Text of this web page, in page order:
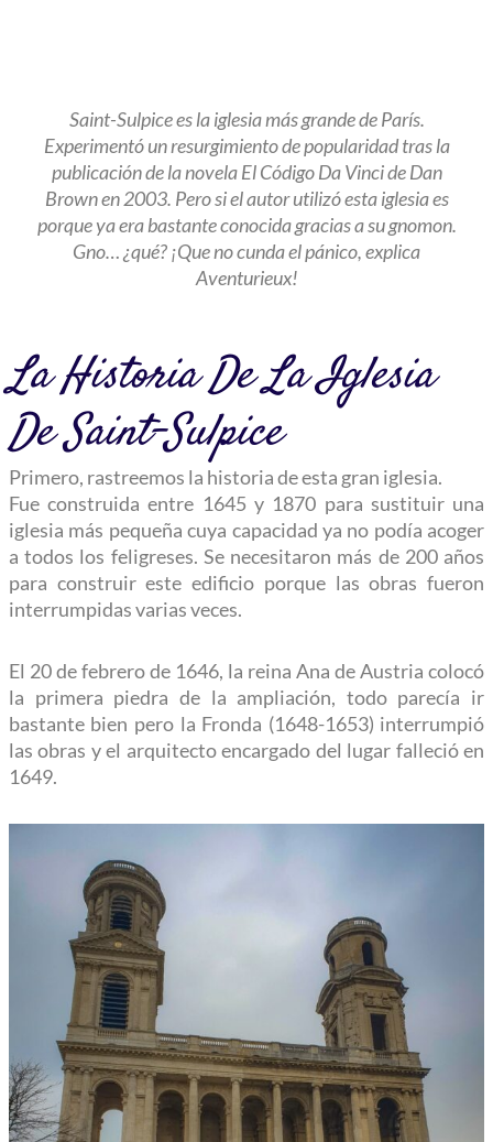
Saint-Sulpice es la iglesia más grande de París.
Experimentó un resurgimiento de popularidad tras la
publicación de la novela El Código Da Vinci de Dan
Brown en 2003. Pero si el autor utilizó esta iglesia es
porque ya era bastante conocida gracias a su gnomon.
Gno… ¿qué? ¡Que no cunda el pánico, explica
Aventurieux!
La Historia De La Iglesia
De Saint-Sulpice
Primero, rastreemos la historia de esta gran iglesia.
Fue construida entre 1645 y 1870 para sustituir una
iglesia más pequeña cuya capacidad ya no podía acoger
a todos los feligreses. Se necesitaron más de 200 años
para construir este edificio porque las obras fueron
interrumpidas varias veces.
El 20 de febrero de 1646, la reina Ana de Austria colocó
la primera piedra de la ampliación, todo parecía ir
bastante bien pero la Fronda (1648-1653) interrumpió
las obras y el arquitecto encargado del lugar falleció en
1649.